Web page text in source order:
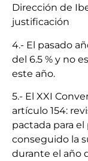
Dirección de
justificación
4.- El pasado
del 6.5 % y no
este año.
5.- El XXI
artículo 154:
pactada para
conseguido la
durante el año